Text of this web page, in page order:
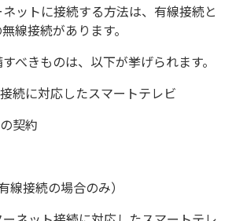
ットに接続する方法は、有線接続と
線接続があります。
べきものは、以下が挙げられます。
続に対応したスマートテレビ
契約
線接続の場合のみ）